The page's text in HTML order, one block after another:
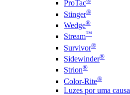
ProTac
Stinger®
Wedge®
Stream™
Survivor®
Sidewinder®
Strion®
Color-Rite®
Luzes por uma causa